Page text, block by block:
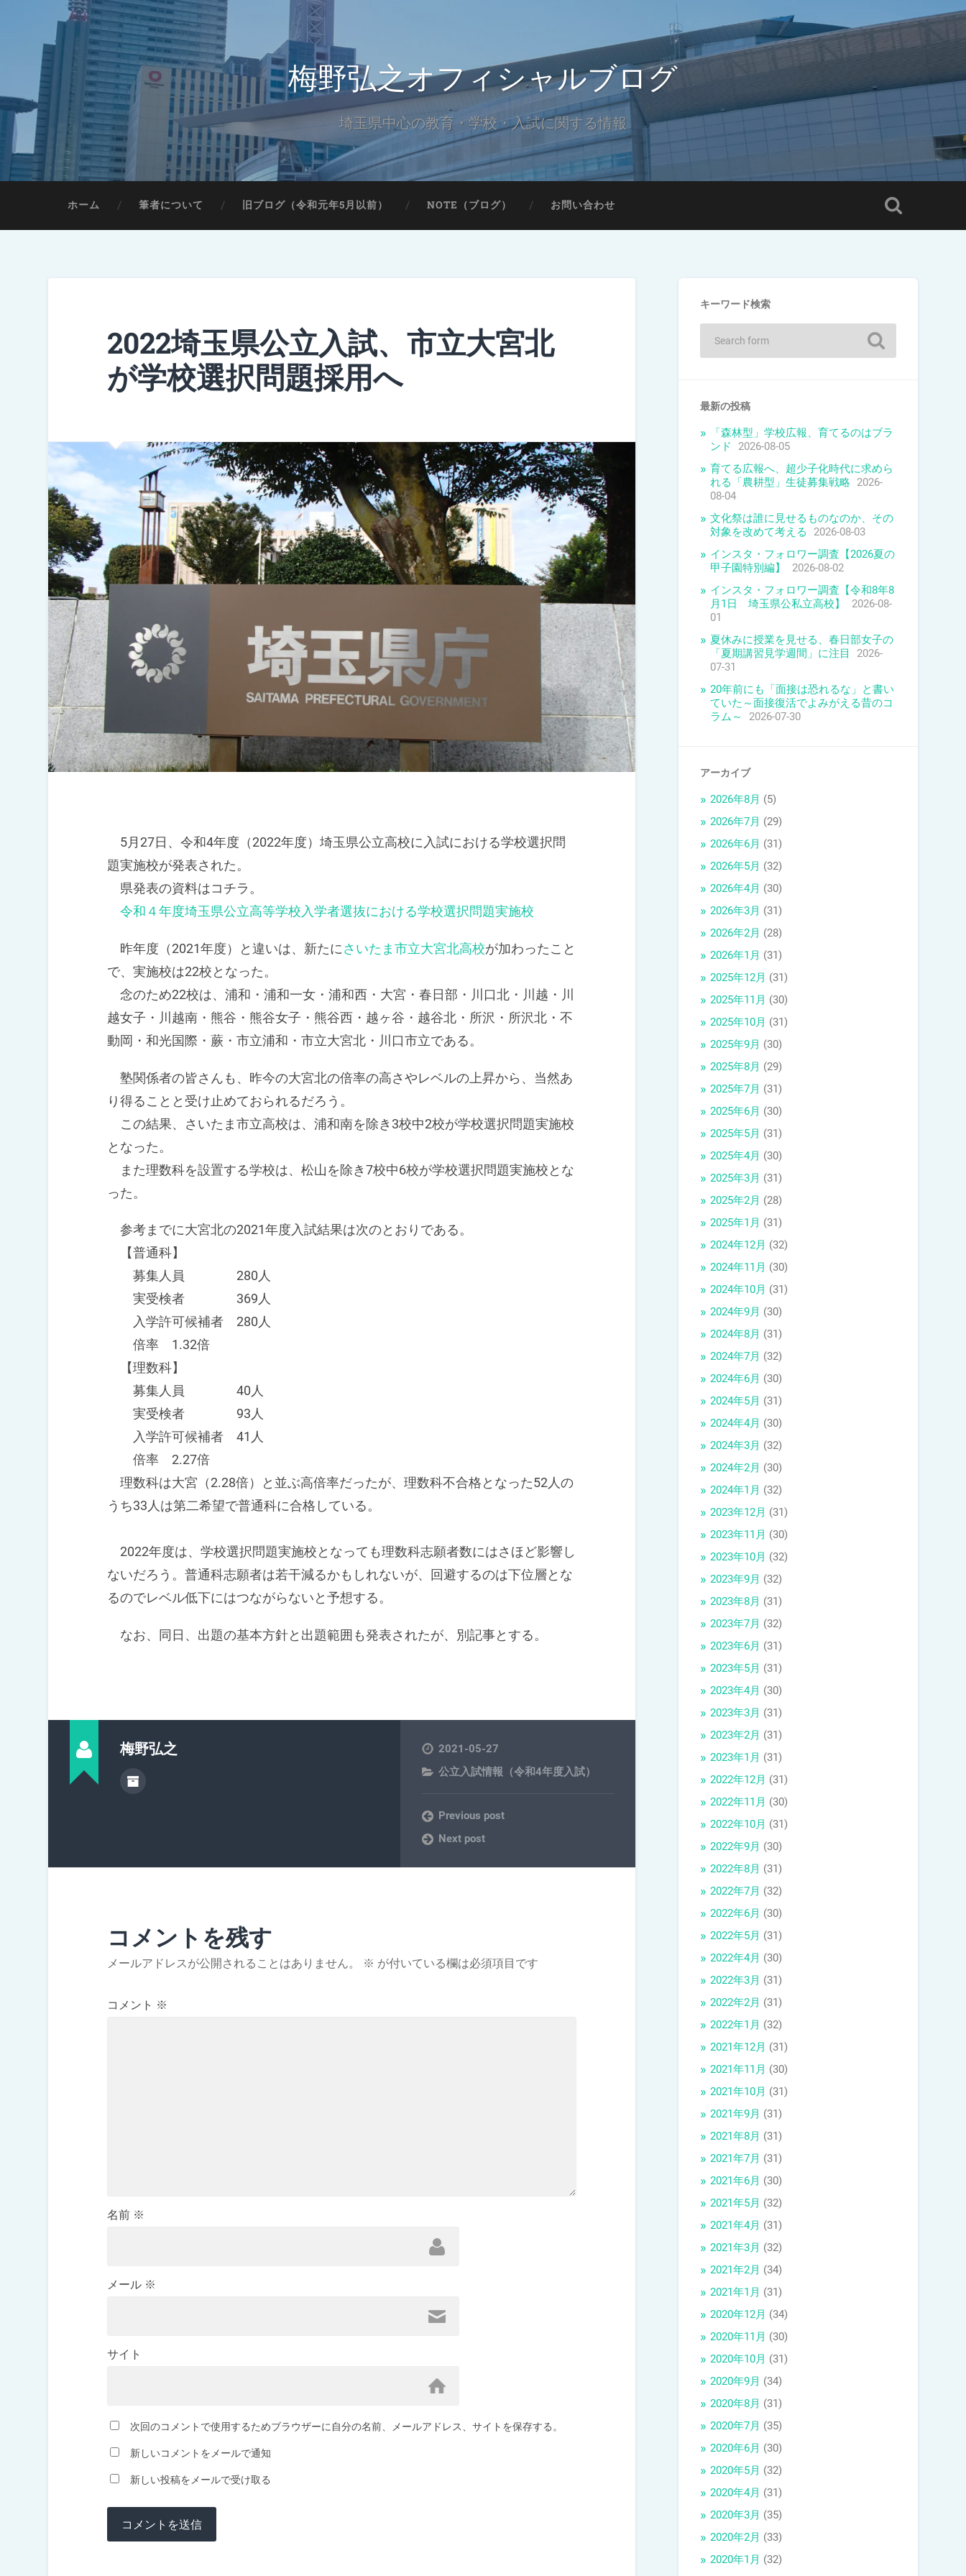
梅野弘之オフィシャルブログ
埼玉県中心の教育・学校・入試に関する情報
ホーム 筆者について 旧ブログ（令和元年5月以前） NOTE（ブログ） お問い合わせ
2022埼玉県公立入試、市立大宮北
が学校選択問題採用へ
5月27日、令和4年度（2022年度）埼玉県公立高校に入試における学校選択問
題実施校が発表された。
県発表の資料はコチラ。
令和４年度埼玉県公立高等学校入学者選抜における学校選択問題実施校
昨年度（2021年度）と違いは、新たにさいたま市立大宮北高校が加わったこと
で、実施校は22校となった。
念のため22校は、浦和・浦和一女・浦和西・大宮・春日部・川口北・川越・川
越女子・川越南・熊谷・熊谷女子・熊谷西・越ヶ谷・越谷北・所沢・所沢北・不
動岡・和光国際・蕨・市立浦和・市立大宮北・川口市立である。
塾関係者の皆さんも、昨今の大宮北の倍率の高さやレベルの上昇から、当然あ
り得ることと受け止めておられるだろう。
この結果、さいたま市立高校は、浦和南を除き3校中2校が学校選択問題実施校
となった。
また理数科を設置する学校は、松山を除き7校中6校が学校選択問題実施校とな
った。
参考までに大宮北の2021年度入試結果は次のとおりである。
【普通科】
募集人員 280人
実受検者 369人
入学許可候補者 280人
倍率 1.32倍
【理数科】
募集人員 40人
実受検者 93人
入学許可候補者 41人
倍率 2.27倍
理数科は大宮（2.28倍）と並ぶ高倍率だったが、理数科不合格となった52人の
うち33人は第二希望で普通科に合格している。
2022年度は、学校選択問題実施校となっても理数科志願者数にはさほど影響し
ないだろう。普通科志願者は若干減るかもしれないが、回避するのは下位層とな
るのでレベル低下にはつながらないと予想する。
なお、同日、出題の基本方針と出題範囲も発表されたが、別記事とする。
梅野弘之
2021-05-27
公立入試情報（令和4年度入試）
Previous post
Next post
コメントを残す
メールアドレスが公開されることはありません。 ※ が付いている欄は必須項目です
コメント ※
名前 ※
メール ※
サイト
次回のコメントで使用するためブラウザーに自分の名前、メールアドレス、サイトを保存する。
新しいコメントをメールで通知
新しい投稿をメールで受け取る
キーワード検索
最新の投稿
「森林型」学校広報、育てるのはブラ
ンド
2026-08-05
育てる広報へ、超少子化時代に求めら
れる「農耕型」生徒募集戦略 2026-
08-04
文化祭は誰に見せるものなのか、その
対象を改めて考える
2026-08-03
インスタ・フォロワー調査【2026夏の
甲子園特別編】
2026-08-02
インスタ・フォロワー調査【令和8年8
月1日 埼玉県公私立高校】
2026-08-
01
夏休みに授業を見せる、春日部女子の
「夏期講習見学週間」に注目
2026-
07-31
20年前にも「面接は恐れるな」と書い
ていた～面接復活でよみがえる昔のコ
ラム～
2026-07-30
アーカイブ
2026年8月 (5)
2026年7月 (29)
2026年6月 (31)
2026年5月 (32)
2026年4月 (30)
2026年3月 (31)
2026年2月 (28)
2026年1月 (31)
2025年12月 (31)
2025年11月 (30)
2025年10月 (31)
2025年9月 (30)
2025年8月 (29)
2025年7月 (31)
2025年6月 (30)
2025年5月 (31)
2025年4月 (30)
2025年3月 (31)
2025年2月 (28)
2025年1月 (31)
2024年12月 (32)
2024年11月 (30)
2024年10月 (31)
2024年9月 (30)
2024年8月 (31)
2024年7月 (32)
2024年6月 (30)
2024年5月 (31)
2024年4月 (30)
2024年3月 (32)
2024年2月 (30)
2024年1月 (32)
2023年12月 (31)
2023年11月 (30)
2023年10月 (32)
2023年9月 (32)
2023年8月 (31)
2023年7月 (32)
2023年6月 (31)
2023年5月 (31)
2023年4月 (30)
2023年3月 (31)
2023年2月 (31)
2023年1月 (31)
2022年12月 (31)
2022年11月 (30)
2022年10月 (31)
2022年9月 (30)
2022年8月 (31)
2022年7月 (32)
2022年6月 (30)
2022年5月 (31)
2022年4月 (30)
2022年3月 (31)
2022年2月 (31)
2022年1月 (32)
2021年12月 (31)
2021年11月 (30)
2021年10月 (31)
2021年9月 (31)
2021年8月 (31)
2021年7月 (31)
2021年6月 (30)
2021年5月 (32)
2021年4月 (31)
2021年3月 (32)
2021年2月 (34)
2021年1月 (31)
2020年12月 (34)
2020年11月 (30)
2020年10月 (31)
2020年9月 (34)
2020年8月 (31)
2020年7月 (35)
2020年6月 (30)
2020年5月 (32)
2020年4月 (31)
2020年3月 (35)
2020年2月 (33)
2020年1月 (32)